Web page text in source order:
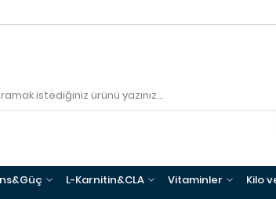
L-Karnitin&CLA Vitaminler Kilo